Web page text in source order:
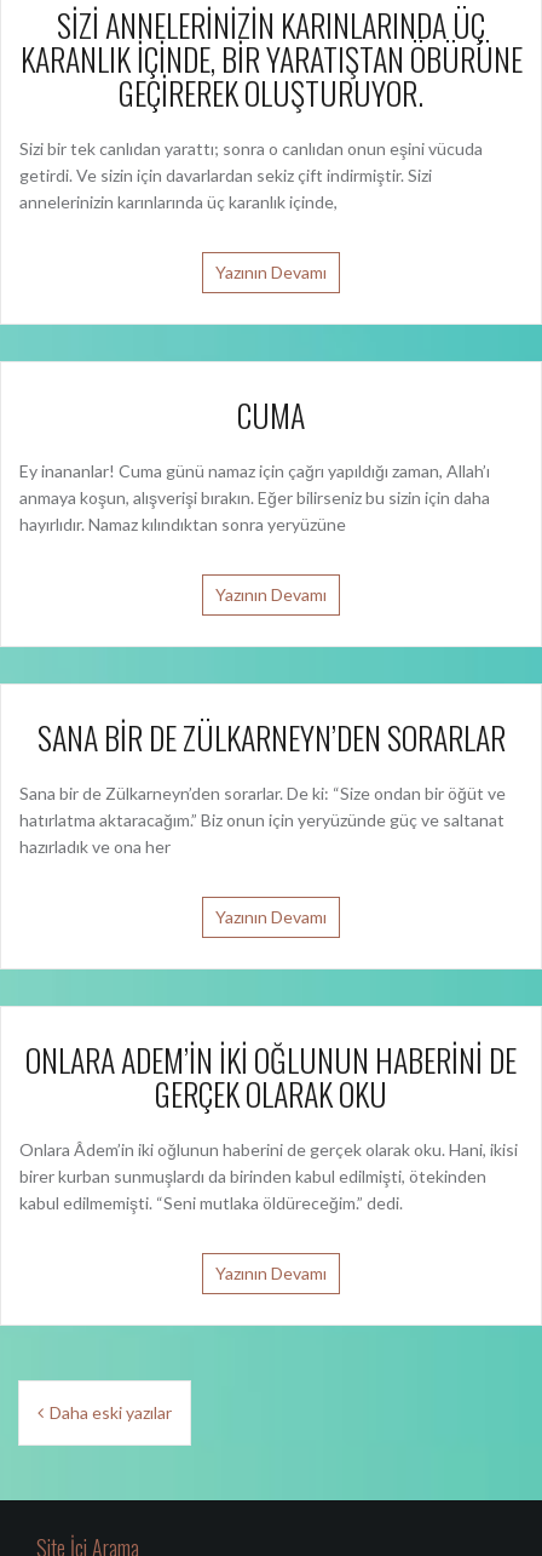
SİZİ ANNELERİNİZİN KARINLARINDA ÜÇ
KARANLIK İÇİNDE, BİR YARATIŞTAN ÖBÜRÜNE
GEÇİREREK OLUŞTURUYOR.
Sizi bir tek canlıdan yarattı; sonra o canlıdan onun eşini vücuda
getirdi. Ve sizin için davarlardan sekiz çift indirmiştir. Sizi
annelerinizin karınlarında üç karanlık içinde,
Yazının Devamı
CUMA
Ey inananlar! Cuma günü namaz için çağrı yapıldığı zaman, Allah’ı
anmaya koşun, alışverişi bırakın. Eğer bilirseniz bu sizin için daha
hayırlıdır. Namaz kılındıktan sonra yeryüzüne
Yazının Devamı
SANA BİR DE ZÜLKARNEYN’DEN SORARLAR
Sana bir de Zülkarneyn’den sorarlar. De ki: “Size ondan bir öğüt ve
hatırlatma aktaracağım.” Biz onun için yeryüzünde güç ve saltanat
hazırladık ve ona her
Yazının Devamı
ONLARA ADEM’İN İKİ OĞLUNUN HABERİNİ DE
GERÇEK OLARAK OKU
Onlara Âdem’in iki oğlunun haberini de gerçek olarak oku. Hani, ikisi
birer kurban sunmuşlardı da birinden kabul edilmişti, ötekinden
kabul edilmemişti. “Seni mutlaka öldüreceğim.” dedi.
Yazının Devamı
a
z
Daha eski yazılar
Site İçi Arama